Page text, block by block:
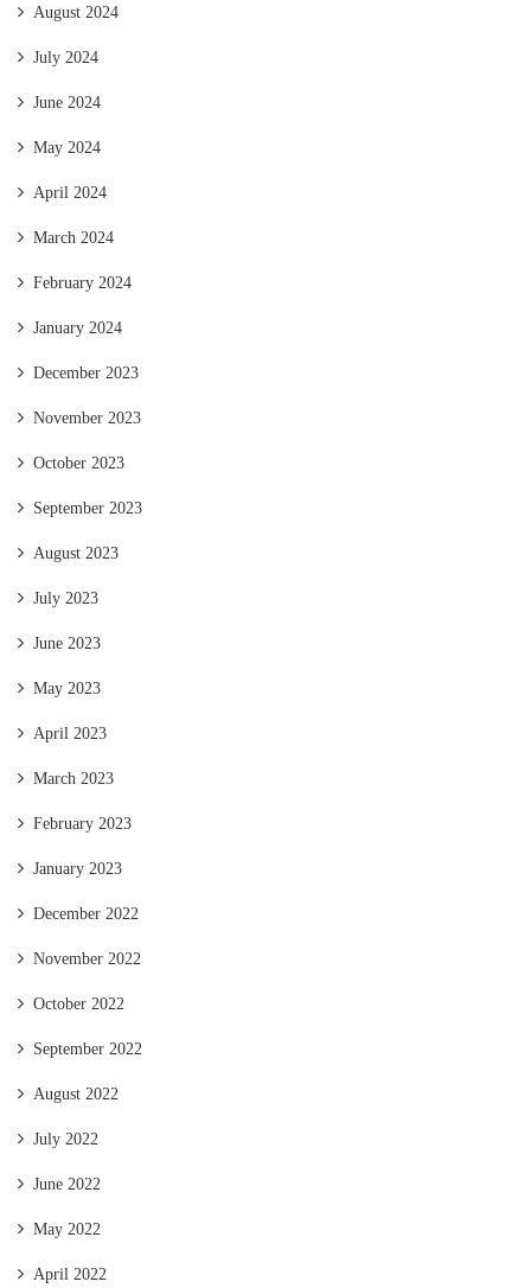
August 2024
July 2024
June 2024
May 2024
April 2024
March 2024
February 2024
January 2024
December 2023
November 2023
October 2023
September 2023
August 2023
July 2023
June 2023
May 2023
April 2023
March 2023
February 2023
January 2023
December 2022
November 2022
October 2022
September 2022
August 2022
July 2022
June 2022
May 2022
April 2022